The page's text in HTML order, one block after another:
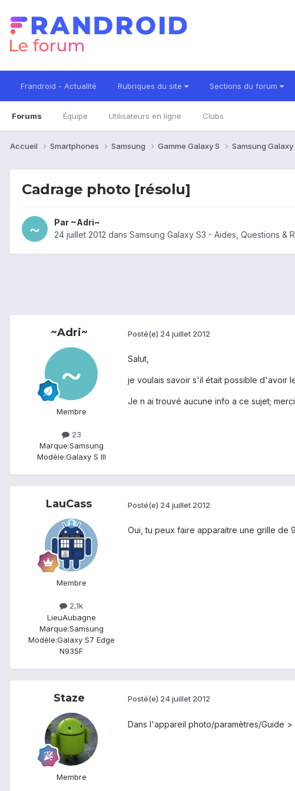
Frandroid - Actualité Rubriques du site Sections du forum
Forums Équipe Utilisateurs en ligne Clubs
Accueil Smartphones Samsung Gamme Galaxy S Samsung Galaxy
Cadrage photo [résolu]
Par ~Adri~
24 juillet 2012 dans Samsung Galaxy S3 - Aides, Questions &
~Adri~
Membre
23
Marque:Samsung
Modèle:Galaxy S III
Posté(e) 24 juillet 2012
Salut,
je voulais savoir s'il était possible d'avoir
Je n ai trouvé aucune info a ce sujet; merci
LauCass
Membre
2,1k
LieuAubagne
Marque:Samsung
Modèle:Galaxy S7 Edge
N935F
Posté(e) 24 juillet 2012
Oui, tu peux faire apparaitre une grille de
Staze
Membre
Posté(e) 24 juillet 2012
Dans l'appareil photo/paramètres/Guide >